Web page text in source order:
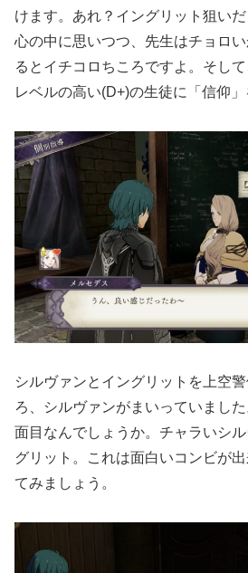
けます。あれ？イングリット狙い
心の中に思いつつ、先生はチョロ
るとイチコロちころですよ。そし
レベルの高い(D+)の生徒に「信仰」
シルヴァンとイングリットを上空
ろ、シルヴァンがまいっていまし
面目なんでしょうか。チャラいシ
グリット。これは面白いコンビが
てみましょう。